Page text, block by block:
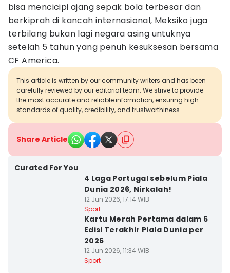
bisa mencicipi ajang sepak bola terbesar dan
berkiprah di kancah internasional, Meksiko juga
terbilang bukan lagi negara asing untuknya
setelah 5 tahun yang penuh kesuksesan bersama
CF America.
This article is written by our community writers and has been
carefully reviewed by our editorial team. We strive to provide
the most accurate and reliable information, ensuring high
standards of quality, credibility, and trustworthiness.
Share Article
Curated For You
4 Laga Portugal sebelum Piala
Dunia 2026, Nirkalah!
12 Jun 2026, 17:14 WIB
Sport
Kartu Merah Pertama dalam 6
Edisi Terakhir Piala Dunia per
2026
12 Jun 2026, 11:34 WIB
Sport